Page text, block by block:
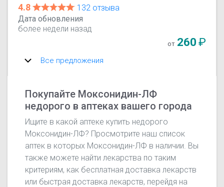
4.8
132 отзыва
Дата обновления
более недели назад
от 260₽
Все предложения
Покупайте Моксонидин-ЛФ
недорого в аптеках вашего города
Ищите в какой аптеке купить недорого
Моксонидин-ЛФ? Просмотрите наш список
аптек в которых Моксонидин-ЛФ в наличии. Вы
также можете найти лекарства по таким
критериям, как бесплатная доставка лекарств
или быстрая доставка лекарств, перейдя на